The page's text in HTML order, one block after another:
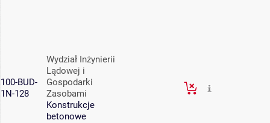
100-BUD-
1N-128
Wydział Inżynierii
Lądowej i
Gospodarki
Zasobami
Konstrukcje
betonowe